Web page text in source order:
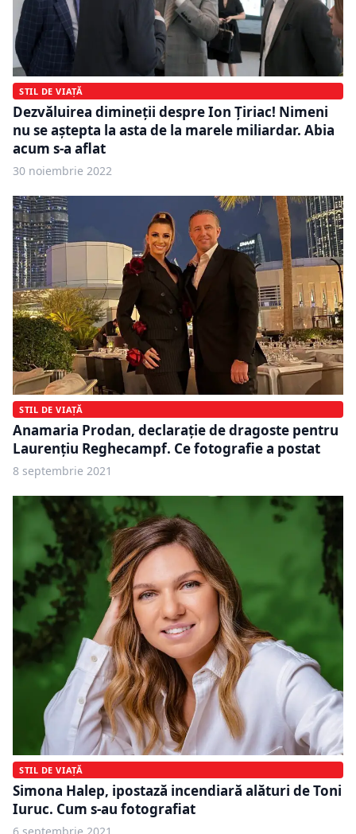
STIL DE VIAȚĂ
Dezvăluirea dimineții despre Ion Țiriac! Nimeni
nu se aștepta la asta de la marele miliardar. Abia
acum s-a aflat
30 noiembrie 2022
STIL DE VIAȚĂ
Anamaria Prodan, declarație de dragoste pentru
Laurențiu Reghecampf. Ce fotografie a postat
8 septembrie 2021
STIL DE VIAȚĂ
Simona Halep, ipostază incendiară alături de Toni
Iuruc. Cum s-au fotografiat